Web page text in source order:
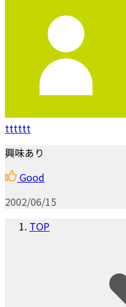
tttttt
興味あり
Good
2002/06/15
TOP